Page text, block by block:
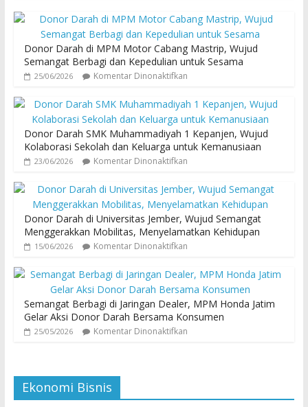
Donor Darah di MPM Motor Cabang Mastrip, Wujud
Semangat Berbagi dan Kepedulian untuk Sesama
25/06/2026 Komentar Dinonaktifkan
Donor Darah SMK Muhammadiyah 1 Kepanjen, Wujud
Kolaborasi Sekolah dan Keluarga untuk Kemanusiaan
23/06/2026 Komentar Dinonaktifkan
Donor Darah di Universitas Jember, Wujud Semangat
Menggerakkan Mobilitas, Menyelamatkan Kehidupan
15/06/2026 Komentar Dinonaktifkan
Semangat Berbagi di Jaringan Dealer, MPM Honda Jatim
Gelar Aksi Donor Darah Bersama Konsumen
25/05/2026 Komentar Dinonaktifkan
Ekonomi Bisnis